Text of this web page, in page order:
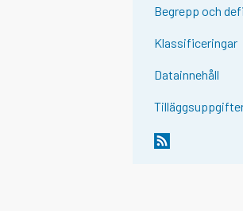
Begrepp och
Klassificeringar
Datainnehåll